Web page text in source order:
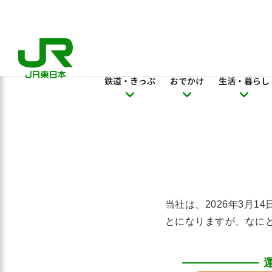
鉄道・きっぷ おでかけ 生活・暮らし
当社は、2026年3月14
とになりますが、なに